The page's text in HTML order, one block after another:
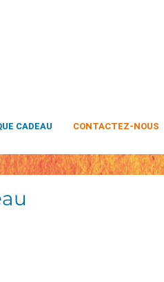
CADEAU CONTACTEZ-NOUS